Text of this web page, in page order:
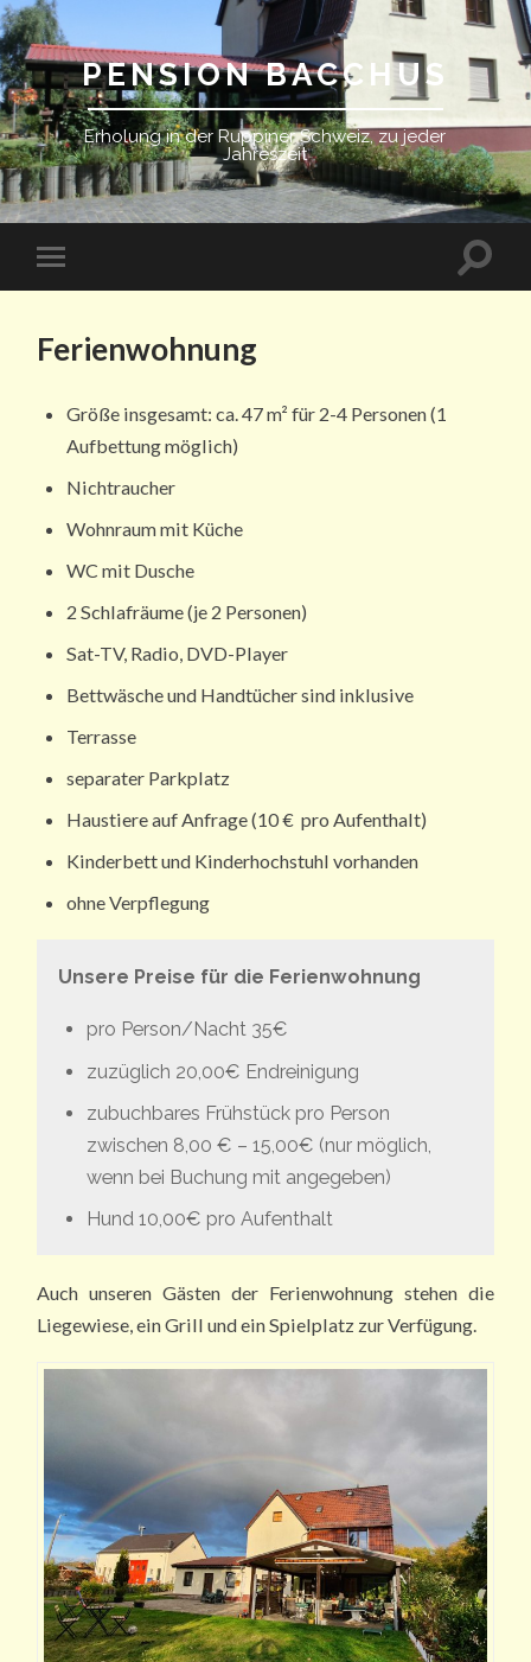
PENSION BACCHUS
Erholung in der Ruppiner Schweiz, zu jeder
Jahreszeit
Ferienwohnung
Größe insgesamt: ca. 47 m² für 2-4 Personen (1
Aufbettung möglich)
Nichtraucher
Wohnraum mit Küche
WC mit Dusche
2 Schlafräume (je 2 Personen)
Sat-TV, Radio, DVD-Player
Bettwäsche und Handtücher sind inklusive
Terrasse
separater Parkplatz
Haustiere auf Anfrage (10 € pro Aufenthalt)
Kinderbett und Kinderhochstuhl vorhanden
ohne Verpflegung
Unsere Preise für die Ferienwohnung
pro Person/Nacht 35€
zuzüglich 20,00€ Endreinigung
zubuchbares Frühstück pro Person
zwischen 8,00 € – 15,00€ (nur möglich,
wenn bei Buchung mit angegeben)
Hund 10,00€ pro Aufenthalt
Auch unseren Gästen der Ferienwohnung stehen die
Liegewiese, ein Grill und ein Spielplatz zur Verfügung.